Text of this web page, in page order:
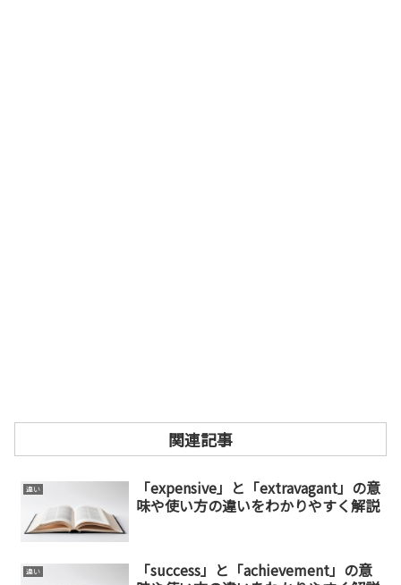
関連記事
違い
「expensive」と「extravagant」の意
味や使い方の違いをわかりやすく解説
違い
「success」と「achievement」の意